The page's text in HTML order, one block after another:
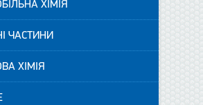
ХІМІЯ
ЧАСТИНИ
ХІМІЯ